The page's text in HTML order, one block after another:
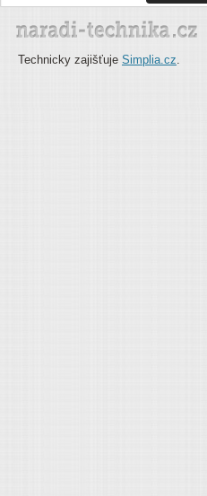
Technicky zajišťuje Simplia.cz.